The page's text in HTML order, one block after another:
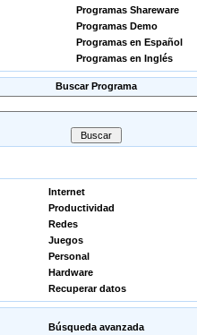
Programas Shareware
Programas Demo
Programas en Español
Programas en Inglés
Buscar Programa
Internet
Productividad
Redes
Juegos
Personal
Hardware
Recuperar datos
Búsqueda avanzada